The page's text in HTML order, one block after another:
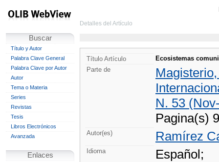
Buscar
Título y Autor
Palabra Clave General
Palabra Clave por Autor
Autor
Tema o Materia
Series
Revistas
Tesis
Libros Electrónicos
Avanzada
Enlaces
Detalles del Artículo
Título Artículo
Ecosistemas
Parte de
N. 53
Pagina(s)
Autor(es) Ramírez
Idioma Español;